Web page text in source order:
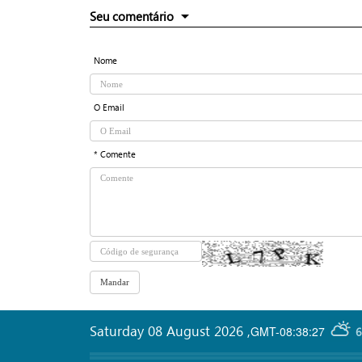
Seu comentário
Nome
O Email
* Comente
GMT-08:38:27
Saturday 08 August 2026 ,